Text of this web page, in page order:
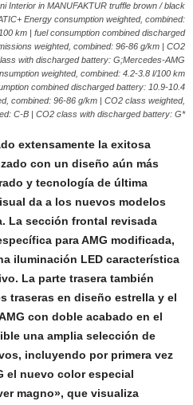
Interior in MANUFAKTUR truffle brown / black
Energy consumption weighted, combined:
km | fuel consumption combined discharged
weighted, combined: 96-86 g/km | CO2
with discharged battery: G;Mercedes-AMG
weighted, combined: 4.2-3.8 l/100 km
combined discharged battery: 10.9-10.4
combined: 96-86 g/km | CO2 class weighted,
C-B | CO2 class with discharged battery: G*
extensamente la exitosa
con un diseño aún más
y tecnología de última
da a los nuevos modelos
La sección frontal revisada
para AMG modificada,
iluminación LED característica
La parte trasera también
traseras en diseño estrella y el
con doble acabado en el
una amplia selección de
incluyendo por primera vez
el nuevo color especial
magno», que visualiza